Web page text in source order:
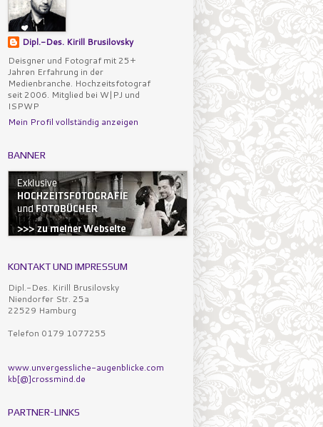
Dipl.-Des. Kirill Brusilovsky
Deisgner und Fotograf mit 25+
Jahren Erfahrung in der
Medienbranche. Hochzeitsfotograf
seit 2006. Mitglied bei W|PJ und
ISPWP
Mein Profil vollständig anzeigen
BANNER
KONTAKT UND IMPRESSUM
Dipl.-Des. Kirill Brusilovsky
Niendorfer Str. 25a
22529 Hamburg
Telefon 0179 1077255
www.unvergessliche-augenblicke.com
kb[@]crossmind.de
PARTNER-LINKS